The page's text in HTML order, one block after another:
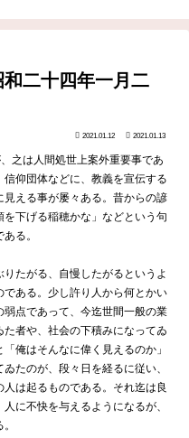
二十四年一月二
2021.01.12 2021.01.13
之は人間処世上案外重要事であ
仰団体などに、教義を宣伝する
える事が屡々ある。昔からの諺
下げる稲穂かな」などという句
る。
たがる、自慢したがるというよ
ある。少し許り人から何とかい
点であって、今迄世間一般の業
者や、社会の下積みになってゐ
俺はそんなに偉く見えるのか」
たのが、段々日を経るに従い、
は起るものである。それ迄は良
に不快を与えるようになるが、